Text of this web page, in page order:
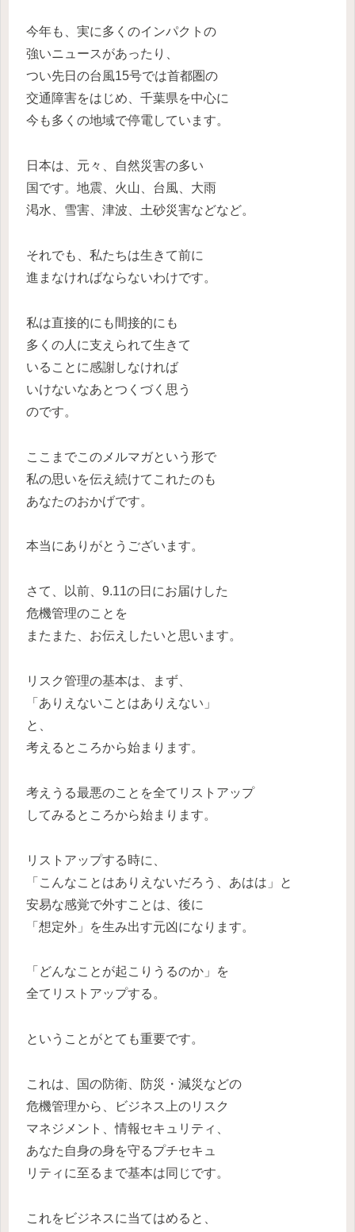
今年も、実に多くのインパクトの
強いニュースがあったり、
つい先日の台風15号では首都圏の
交通障害をはじめ、千葉県を中心に
今も多くの地域で停電しています。
日本は、元々、自然災害の多い
国です。地震、火山、台風、大雨
渇水、雪害、津波、土砂災害などなど。
それでも、私たちは生きて前に
進まなければならないわけです。
私は直接的にも間接的にも
多くの人に支えられて生きて
いることに感謝しなければ
いけないなあとつくづく思う
のです。
ここまでこのメルマガという形で
私の思いを伝え続けてこれたのも
あなたのおかげです。
本当にありがとうございます。
さて、以前、9.11の日にお届けした
危機管理のことを
またまた、お伝えしたいと思います。
リスク管理の基本は、まず、
「ありえないことはありえない」
と、
考えるところから始まります。
考えうる最悪のことを全てリストアップ
してみるところから始まります。
リストアップする時に、
「こんなことはありえないだろう、あはは」と
安易な感覚で外すことは、後に
「想定外」を生み出す元凶になります。
「どんなことが起こりうるのか」を
全てリストアップする。
ということがとても重要です。
これは、国の防衛、防災・減災などの
危機管理から、ビジネス上のリスク
マネジメント、情報セキュリティ、
あなた自身の身を守るプチセキュ
リティに至るまで基本は同じです。
これをビジネスに当てはめると、